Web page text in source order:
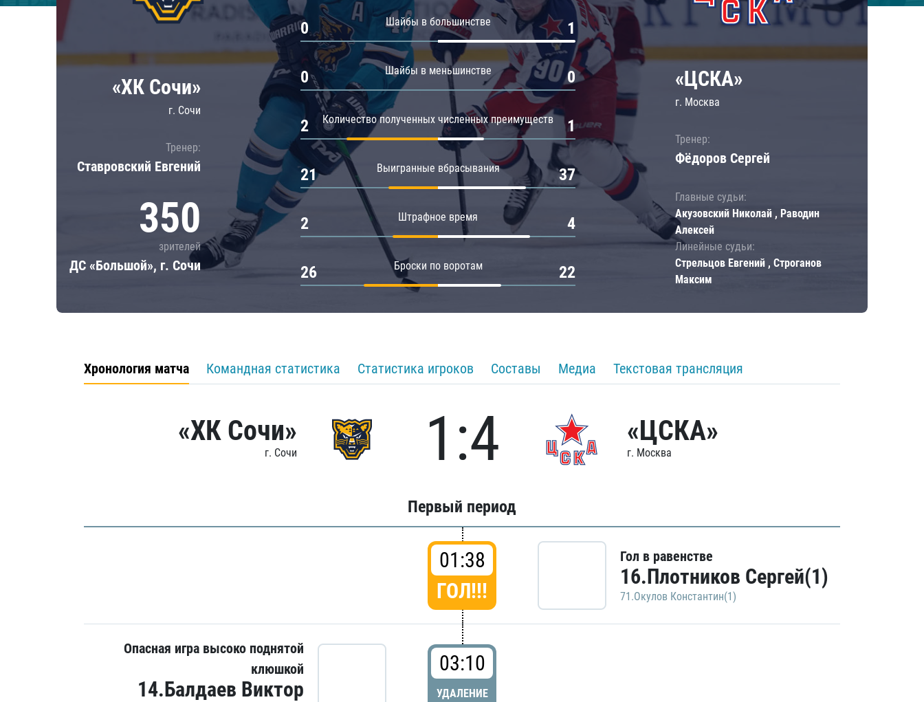
Локомотив
ЦСКА
Шанхайские Драконы
Амур
Барыс
Салават Юлаев
«ХК Сочи»
г. Сочи
Тренер:
Ставровский Евгений
350
зрителей
ДС «Большой», г. Сочи
Шайбы в большинстве
0 1
Шайбы в меньшинстве
0 0
Количество полученных численных преимуществ
2 1
Выигранные вбрасывания
21 37
Штрафное время
2 4
Броски по воротам
26 22
«ЦСКА»
г. Москва
Тренер:
Фёдоров Сергей
Главные судьи:
Акузовский Николай , Раводин
Алексей
Линейные судьи:
Стрельцов Евгений , Строганов
Максим
Хронология матча Командная статистика Статистика игроков Составы Медиа Текстовая трансляция
«ХК Сочи»
г. Сочи 1:4 «ЦСКА»
г. Москва
Первый период
01:38
ГОЛ!!!
Гол в равенстве
16.Плотников Сергей(1)
71.Окулов Константин(1)
Опасная игра высоко поднятой
клюшкой
14.Балдаев Виктор
03:10
УДАЛЕНИЕ